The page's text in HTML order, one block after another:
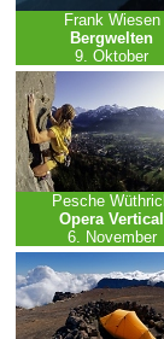
Frank Wiesen
Bergwelten
9. Oktober
Pesche
Opera Vertical
6. November